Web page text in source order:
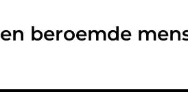
en beroemde